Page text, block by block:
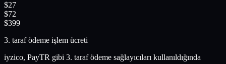
$27
$72
$399
3. taraf ödeme işlem ücreti
iyzico, PayTR gibi 3. taraf ödeme sağlayıcıları kullanıldığında